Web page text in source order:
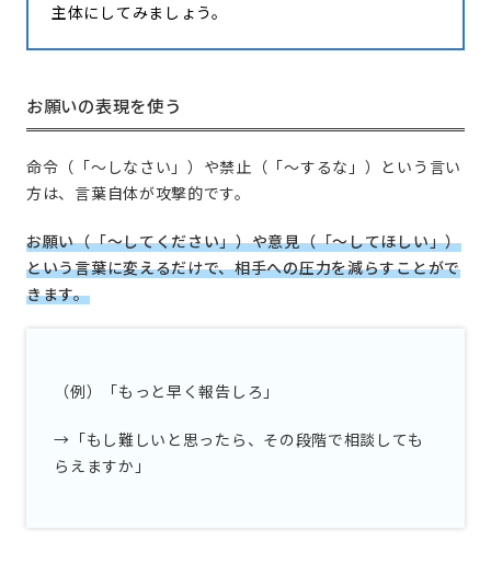
主体にしてみましょう。
お願いの表現を使う
命令（「〜しなさい」）や禁止（「〜するな」）という言い
方は、言葉自体が攻撃的です。
お願い（「〜してください」）や意見（「〜してほしい」）
という言葉に変えるだけで、相手への圧力を減らすことがで
きます。
（例）「もっと早く報告しろ」
→「もし難しいと思ったら、その段階で相談しても
らえますか」